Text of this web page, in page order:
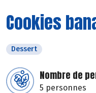
Cookies
Dessert
Nombre de
5 personnes